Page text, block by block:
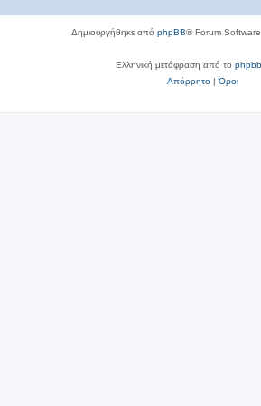
Δημιουργήθηκε από phpBB® Forum
Ελληνική μετάφραση από το
Απόρρητο|Όροι